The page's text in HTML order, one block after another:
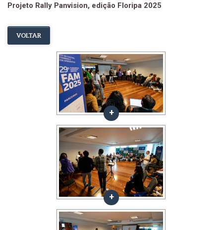
Projeto Rally Panvision, edição Floripa 2025
VOLTAR